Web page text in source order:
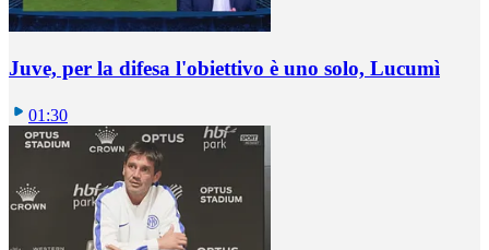
Juve, per la difesa l'obiettivo è uno solo, Lucumì
01:30